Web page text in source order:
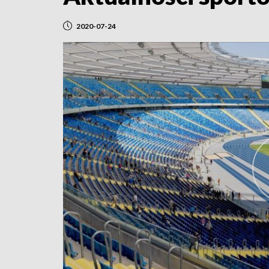
2020-07-24